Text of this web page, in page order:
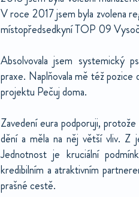
V roce 2017 jsem byla zvolena
místopředsedkyní TOP 09
Absolvovala jsem systemický
praxe. Naplňovala mě též
projektu Pečuj doma.
Zavedení eura podporuji,
dění a měla na něj větší vliv. Z
Jednotnost je kruciální
kredibilním a atraktivním
prašné cestě.